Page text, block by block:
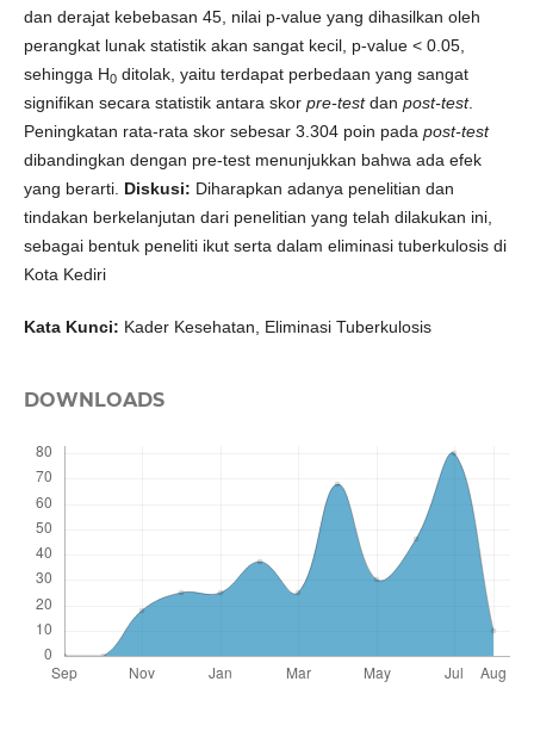
dan derajat kebebasan 45, nilai p-value yang dihasilkan oleh
perangkat lunak statistik akan sangat kecil, p-value < 0.05,
sehingga H0ditolak, yaitu terdapat perbedaan yang sangat
signifikan secara statistik antara skor pre-testdan post-test.
Peningkatan rata-rata skor sebesar 3.304 poin pada post-test
dibandingkan dengan pre-test menunjukkan bahwa ada efek
yang berarti. Diskusi: Diharapkan adanya penelitian dan
tindakan berkelanjutan dari penelitian yang telah dilakukan ini,
sebagai bentuk peneliti ikut serta dalam eliminasi tuberkulosis di
Kota Kediri
Kata Kunci: Kader Kesehatan, Eliminasi Tuberkulosis
DOWNLOADS